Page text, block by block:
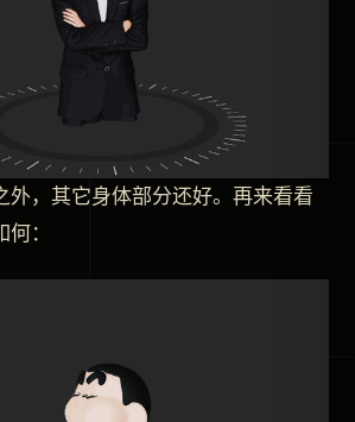
外，其它身体部分还好。再来看看
：